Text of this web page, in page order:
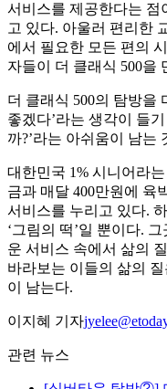
서비스를 제공한다는 점
고 있다. 아울러 편리한
에서 필요한 모든 편의
자들이 더 클래식 500을
더 클래식 500의 탐방을
좋겠다’라는 생각이 들
까?’라는 아쉬움이 남는
대한민국 1% 시니어라
금과 매달 400만원에 육
서비스를 누리고 있다.
‘그림의 떡’일 뿐이다.
운 서비스 속에서 삶의
바라보는 이들의 삶의
이 남는다.
이지혜 기자
관련 뉴스